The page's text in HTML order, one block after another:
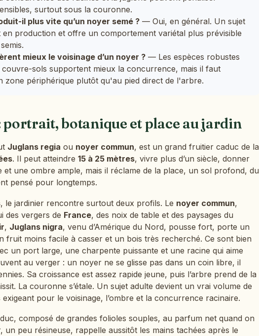
surtout sous la couronne.
il plus vite qu’un noyer semé ? — Oui, en général. Un sujet
production et offre un comportement variétal plus prévisible
mieux le voisinage d’un noyer ? — Les espèces robustes
couvre-sols supportent mieux la concurrence, mais il faut
zone périphérique plutôt qu'au pied direct de l'arbre.
portrait, botanique et place au jardin
Juglans regia ou noyer commun, est un grand fruitier caduc de la
. Il peut atteindre 15 à 25 mètres, vivre plus d’un siècle, donner
et une ombre ample, mais il réclame de la place, un sol profond, du
pensé pour longtemps.
, le jardinier rencontre surtout deux profils. Le noyer commun,
des vergers de France, des noix de table et des paysages du
, Juglans nigra, venu d’Amérique du Nord, pousse fort, porte un
fruit moins facile à casser et un bois très recherché. Ce sont bien
un port large, une charpente puissante et une racine qui aime
au verger : un noyer ne se glisse pas dans un coin libre, il
Sa croissance est assez rapide jeune, puis l’arbre prend de la
La couronne s’étale. Un sujet adulte devient un vrai volume de
pour le voisinage, l’ombre et la concurrence racinaire.
composé de grandes folioles souples, au parfum net quand on
un peu résineuse, rappelle aussitôt les mains tachées après le